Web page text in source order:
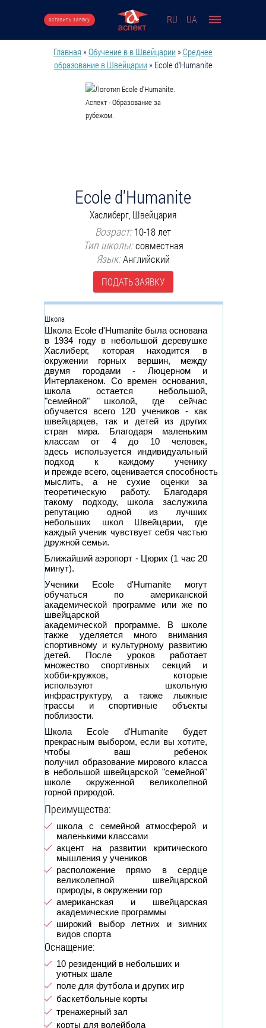
оставить заявку RU UA
Вы здесь
Главная »Обучение в в Швейцарии »Среднее
образование в Швейцарии » Ecole d'Humanite
Ecole d'Humanite
Хаслиберг, Швейцария
Возраст:10-18 лет
Тип школы:совместная
Язык:Английский
ПОДАТЬ ЗАЯВКУ
Группа
Школа
Школа Ecole d'Humanite была основана
в 1934 году в небольшой деревушке
Хаслиберг, которая находится в
окружении горных вершин, между
двумя городами - Люцерном и
Интерлакеном. Со времен основания,
школа остается небольшой,
"семейной" школой, где сейчас
обучается всего 120 учеников - как
швейцарцев, так и детей из других
стран мира. Благодаря маленьким
классам от 4 до 10 человек,
здесь используется индивидуальный
подход к каждому ученику
и прежде всего, оценивается способность
мыслить, а не сухие оценки за
теоретическую работу. Благодаря
такому подходу, школа заслужила
репутацию одной из лучших
небольших школ Швейцарии, где
каждый ученик чувствует себя частью
дружной семьи.
Ближайший аэропорт - Цюрих (1 час 20
минут).
Ученики Ecole d'Humanite могут
обучаться по американской
академической программе или же по
швейцарской
академической программе. В школе
также уделяется много внимания
спортивному и культурному развитию
детей. После уроков работает
множество спортивных секций и
хобби-кружков, которые
используют школьную
инфраструктуру, а также лыжные
трассы и спортивные объекты
поблизости.
Школа Ecole d'Humanite будет
прекрасным выбором, если вы хотите,
чтобы ваш ребенок
получил образование мирового класса
в небольшой швейцарской "семейной"
школе окруженной великолепной
горной природой.
Преимущества:
школа с семейной атмосферой и
маленькими классами
акцент на развитии критического
мышления у учеников
расположение прямо в сердце
великолепной швейцарской
природы, в окружении гор
американская и швейцарская
академические программы
широкий выбор летних и зимних
видов спорта
Оснащение:
10 резиденций в небольших и
уютных шале
поле для футбола и других игр
баскетбольные корты
тренажерный зал
корты для волейбола